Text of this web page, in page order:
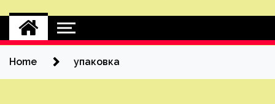
Home упаковка